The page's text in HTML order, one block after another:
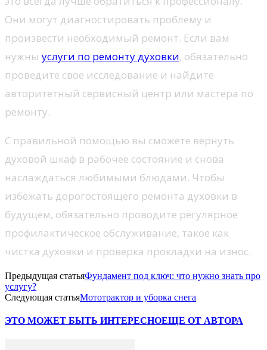
Они могут диагностировать проблему и
произвести необходимый ремонт. Если вам
нужны услуги по ремонту духовки, обязательно
проведите свое исследование и найдите
авторитетный сервисный центр или мастера по
ремонту.
С правильной помощью вы сможете вернуть
духовой шкаф в рабочее состояние и снова
наслаждаться любимыми блюдами. Чтобы
избежать дорогостоящего ремонта духовки в
будущем, обязательно проводите регулярное
профилактическое обслуживание, такое как
чистка духовки и проверка прокладки на износ.
Предыдущая статьяФундамент под ключ: что нужно знать про
услугу?
Следующая статьяМототрактор и уборка снега
ЭТО МОЖЕТ БЫТЬ ИНТЕРЕСНОЕЩЕ ОТ АВТОРА